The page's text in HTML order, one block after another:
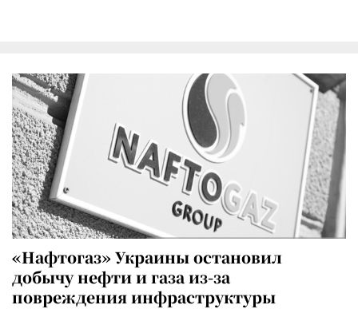
«Нафтогаз» Украины остановил
добычу нефти и газа из-за
повреждения инфраструктуры